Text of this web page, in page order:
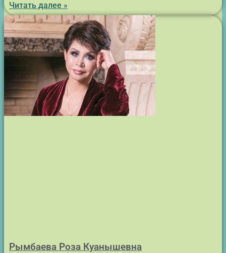
Читать далее »
Рымбаева Роза Куанышевна